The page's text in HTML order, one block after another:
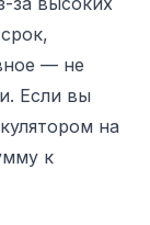
— не
Если вы
на
к